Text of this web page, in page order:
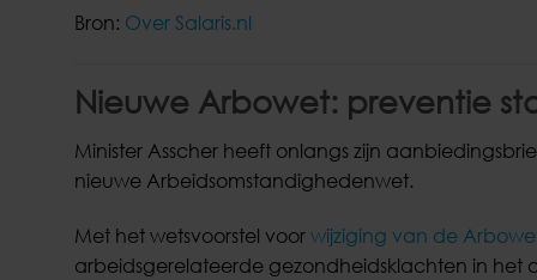
Bron: Over Salaris.nl
Nieuwe Arbowet: preventie
Minister Asscher heeft onlangs zijn
nieuwe Arbeidsomstandighedenwet.
Met het wetsvoorstel voor wijziging van de
arbeidsgerelateerde gezondheidsklachten in